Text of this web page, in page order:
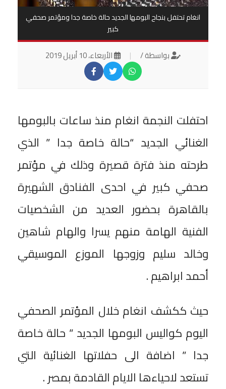
انغام تحتفل بنجاح البومها الجديد حالة خاصة جدا ومؤتمر صحفي
كبير
بواسطة / | الأربعاء، 10 أبريل 2019
احتفلت النجمة انغام منذ ساعات بالبومها
الغنائي الجديد “حالة خاصة جدا ” الذي
طرحته منذ فترة قصيرة وذلك في مؤتمر
صحفي كبير في احدى الفنادق الشهيرة
بالقاهرة بحضور العديد من الشخصيات
الفنية الهامة منهم يسرا والهام شاهين
وخالد سليم وزوجها الموزع الموسيقي
أحمد ابراهيم .
حيث ككشف انغام خلال المؤتمر الصحفي
اليوم كواليس البومها الجديد ” حالة خاصة
جدا ” اضافة الى حفلاتها الغنائية التي
تستعد لاحياءها الايام القادمة بمصر .